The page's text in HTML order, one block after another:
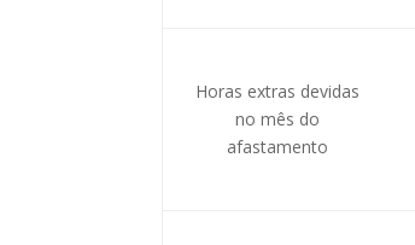
Horas extras devidas
no mês do
afastamento